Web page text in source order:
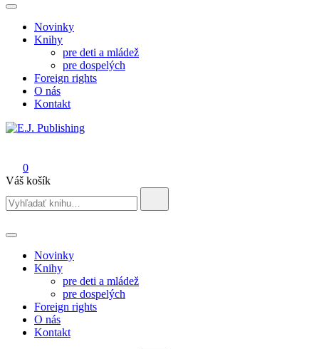
Novinky
Knihy
pre deti a mládež
pre dospelých
Foreign rights
O nás
Kontakt
0
Váš košík
for:
Novinky
Knihy
pre deti a mládež
pre dospelých
Foreign rights
O nás
Kontakt